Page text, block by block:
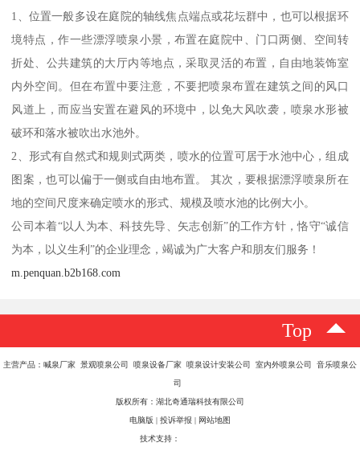
1、位置一般多设在庭院的轴线焦点端点或花坛群中，也可以根据环
境特点，作一些漂浮喷泉小景，布置在庭院中、门口两侧、空间转
折处、公共建筑的大厅内等地点，采取灵活的布置，自由地装饰室
内外空间。但在布置中要注意，不要把喷泉布置在建筑之间的风口
风道上，而应当安置在避风的环境中，以免大风吹袭，喷泉水形被
破环和落水被吹出水池外。
2、形式有自然式和规则式两类，喷水的位置可居于水池中心，组成
图案，也可以偏于一侧或自由地布置。 其次，要根据漂浮喷泉所在
地的空间尺度来确定喷水的形式、规模及喷水池的比例大小。
公司本着“以人为本、科技先导、矢志创新”的工作方针，恪守“诚信
为本，以义生利”的企业理念，竭诚为广大客户和朋友们服务！
m.penquan.b2b168.com
Top
主营产品：喊泉厂家 景观喷泉公司 喷泉设备厂家 喷泉设计安装公司 室内外喷泉公司 音乐喷泉公
司
版权所有：湖北奇通瑞科技有限公司
电脑版 投诉举报 网站地图
技术支持：